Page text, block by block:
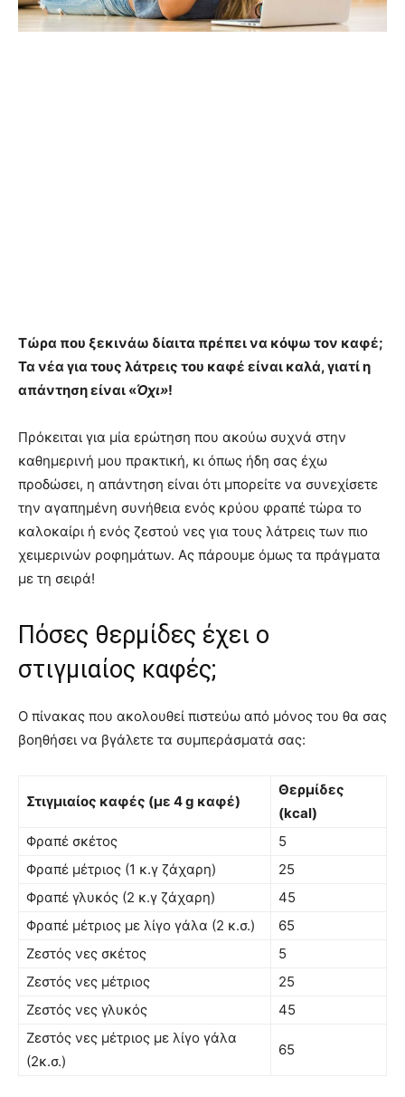
Τώρα που ξεκινάω δίαιτα πρέπει να κόψω τον καφέ;
Τα νέα για τους λάτρεις του καφέ είναι καλά, γιατί η
απάντηση είναι «Όχι»!
Πρόκειται για μία ερώτηση που ακούω συχνά στην
καθημερινή μου πρακτική, κι όπως ήδη σας έχω
προδώσει, η απάντηση είναι ότι μπορείτε να συνεχίσετε
την αγαπημένη συνήθεια ενός κρύου φραπέ τώρα το
καλοκαίρι ή ενός ζεστού νες για τους λάτρεις των πιο
χειμερινών ροφημάτων. Ας πάρουμε όμως τα πράγματα
με τη σειρά!
Πόσες θερμίδες έχει ο
στιγμιαίος καφές;
Ο πίνακας που ακολουθεί πιστεύω από μόνος του θα σας
βοηθήσει να βγάλετε τα συμπεράσματά σας:
Στιγμιαίος καφές (με 4 g καφέ)
Θερμίδες
(kcal)
Φραπέ σκέτος
5
Φραπέ μέτριος (1 κ.γ ζάχαρη)
25
Φραπέ γλυκός (2 κ.γ ζάχαρη)
45
Φραπέ μέτριος με λίγο γάλα (2 κ.σ.)
65
Ζεστός νες σκέτος
5
Ζεστός νες μέτριος
25
Ζεστός νες γλυκός
45
Ζεστός νες μέτριος με λίγο γάλα
(2κ.σ.)
65